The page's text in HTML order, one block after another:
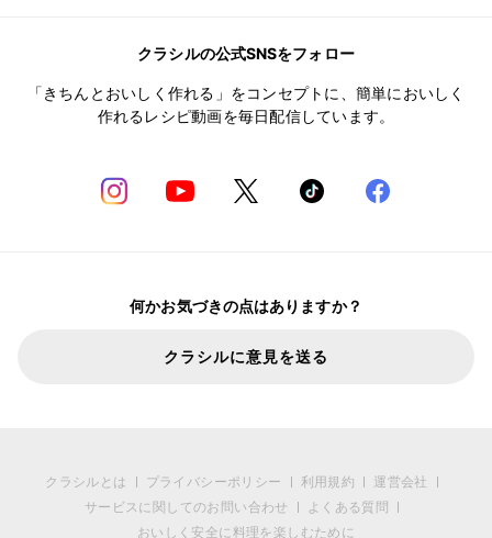
クラシルの公式SNSをフォロー
「きちんとおいしく作れる」をコンセプトに、簡単においしく
作れるレシピ動画を毎日配信しています。
何かお気づきの点はありますか？
クラシルに意見を送る
クラシルとは プライバシーポリシー 利用規約
運営会社
サービスに関してのお問い合わせ
よくある質問
おいしく安全に料理を楽しむために